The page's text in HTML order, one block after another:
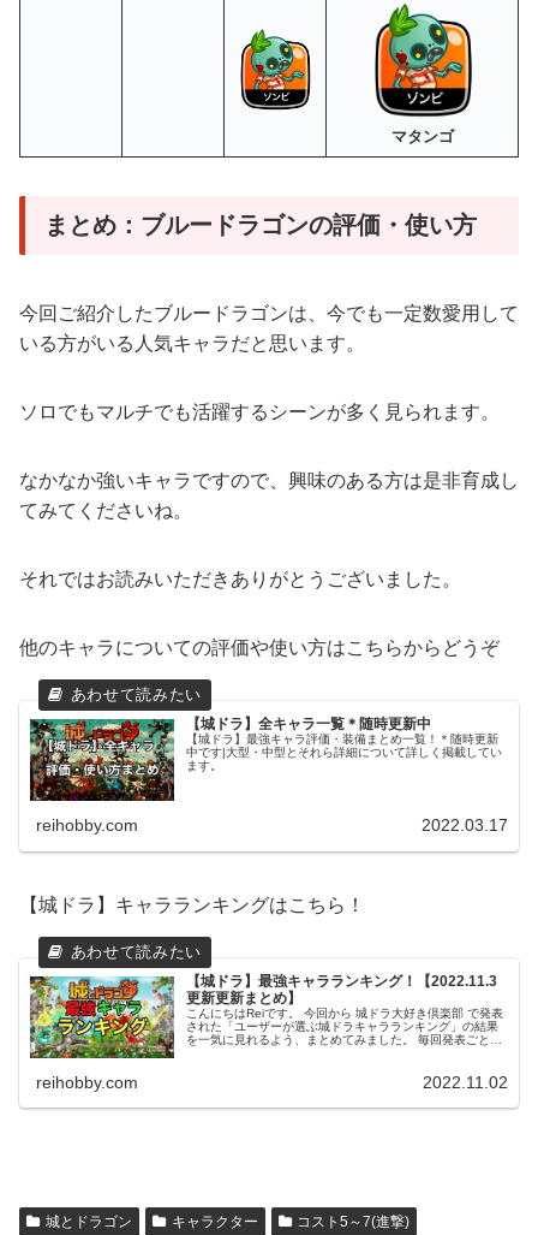
マタンゴ
まとめ：ブルードラゴンの評価・使い方
今回ご紹介したブルードラゴンは、今でも一定数愛用して
いる方がいる人気キャラだと思います。
ソロでもマルチでも活躍するシーンが多く見られます。
なかなか強いキャラですので、興味のある方は是非育成し
てみてくださいね。
それではお読みいただきありがとうございました。
他のキャラについての評価や使い方はこちらからどうぞ
【城ドラ】全キャラ一覧＊随時更新中
【城ドラ】最強キャラ評価・装備まとめ一覧！＊随時更新
中です|大型・中型とそれら詳細について詳しく掲載してい
ます。
reihobby.com 2022.03.17
【城ドラ】キャラランキングはこちら！
【城ドラ】最強キャラランキング！【2022.11.3
更新更新まとめ】
こんにちはReiです。 今回から 城ドラ大好き倶楽部 で発表
された「ユーザーが選ぶ城ドラキャラランキング」の結果
を一気に見れるよう、まとめてみました。 毎回発表ごとに
reihobby.com 2022.11.02
城とドラゴン キャラクター コスト5～7(進撃)